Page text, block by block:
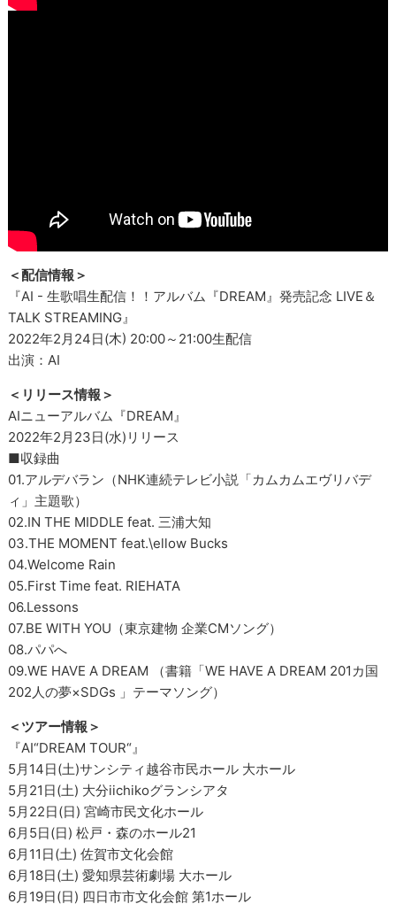
＜配信情報＞
『AI - 生歌唱生配信！！アルバム『DREAM』発売記念 LIVE＆
TALK STREAMING』
2022年2月24日(木) 20:00～21:00生配信
出演：AI
＜リリース情報＞
AIニューアルバム『DREAM』
2022年2月23日(水)リリース
■収録曲
01.アルデバラン（NHK連続テレビ小説「カムカムエヴリバデ
ィ」主題歌）
02.IN THE MIDDLE feat. 三浦大知
03.THE MOMENT feat.\ellow Bucks
04.Welcome Rain
05.First Time feat. RIEHATA
06.Lessons
07.BE WITH YOU（東京建物 企業CMソング）
08.パパへ
09.WE HAVE A DREAM （書籍「WE HAVE A DREAM 201カ国
202人の夢×SDGs 」テーマソング）
＜ツアー情報＞
『AI“DREAM TOUR“』
5月14日(土)サンシティ越谷市民ホール 大ホール
5月21日(土) 大分iichikoグランシアタ
5月22日(日) 宮崎市民文化ホール
6月5日(日) 松戸・森のホール21
6月11日(土) 佐賀市文化会館
6月18日(土) 愛知県芸術劇場 大ホール
6月19日(日) 四日市市文化会館 第1ホール